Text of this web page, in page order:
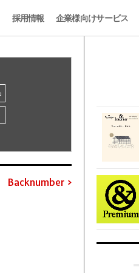
採用情報 企業様向けサービス
Backnumber